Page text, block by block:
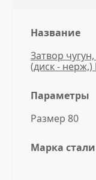
Название
Затвор
(диск - нерж,)
Параметры
Размер 80
Марка стали